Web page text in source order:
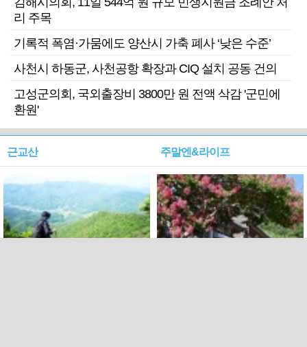
리 주목
기록적 폭염·가뭄에도 양산시 가축 폐사 ‘낮은 수준’
사천시 하동군, 사천공항 확장과 CIQ 설치 공동 건의
고성군의회, 국외출장비 3800만 원 전액 삭감 '군민에
환원'
근교산 주말엔&라이프